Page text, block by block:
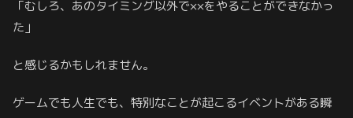
「むしろ、あのタイミング以外で××をやることができなかっ
た」
と感じるかもしれません。
ゲームでも人生でも、特別なことが起こるイベントがある瞬